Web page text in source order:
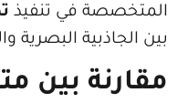
في تنفيذتصميم
البصرية والكفاءة
بين متجر زد